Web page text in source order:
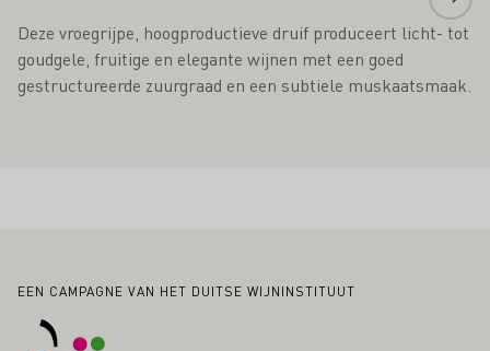
Deze vroegrijpe, hoogproductieve druif produceert licht- tot
goudgele, fruitige en elegante wijnen met een goed
gestructureerde zuurgraad en een subtiele muskaatsmaak.
Voettekst
EEN CAMPAGNE VAN HET DUITSE WIJNINSTITUUT